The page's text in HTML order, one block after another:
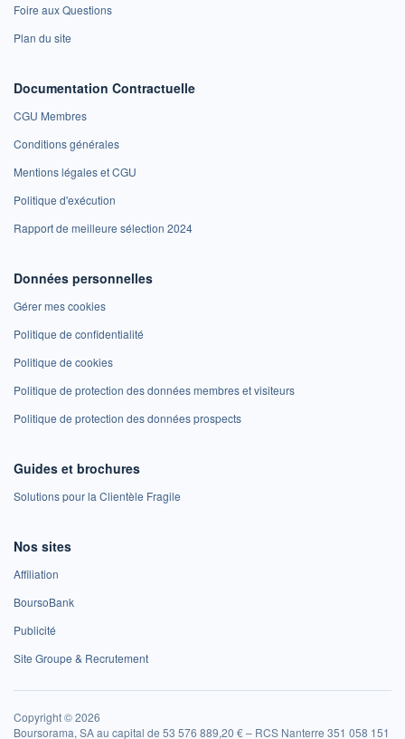
Foire aux Questions
Plan du site
Documentation Contractuelle
CGU Membres
Conditions générales
Mentions légales et CGU
Politique d'exécution
Rapport de meilleure sélection 2024
Données personnelles
Gérer mes cookies
Politique de confidentialité
Politique de cookies
Politique de protection des données membres et visiteurs
Politique de protection des données prospects
Guides et brochures
Solutions pour la Clientèle Fragile
Nos sites
Affiliation
BoursoBank
Publicité
Site Groupe & Recrutement
Copyright © 2026
Boursorama, SA au capital de 53 576 889,20 € – RCS Nanterre 351 058 151